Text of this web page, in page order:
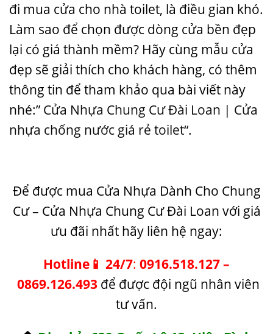
đi mua cửa cho nhà toilet, là điều gian khó.
Làm sao để chọn được dòng cửa bền đẹp
lại có giá thành mềm? Hãy cùng mẫu cửa
đẹp sẽ giải thích cho khách hàng, có thêm
thông tin để tham khảo qua bài viết này
nhé:” Cửa Nhựa Chung Cư Đài Loan | Cửa
nhựa chống nước giá rẻ toilet“.
Để được mua Cửa Nhựa Dành Cho Chung
Cư– Cửa Nhựa Chung Cư Đài Loan với giá
ưu đãi nhất hãy liên hệ ngay:
Hotline 📱 24/7: 0916.518.127–
0869.126.493để được đội ngũ nhân viên
tư vấn.